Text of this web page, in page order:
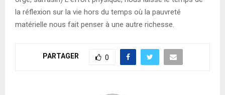
la réflexion sur la vie hors du temps où la pauvreté
matérielle nous fait penser à une autre richesse.
PARTAGER 0